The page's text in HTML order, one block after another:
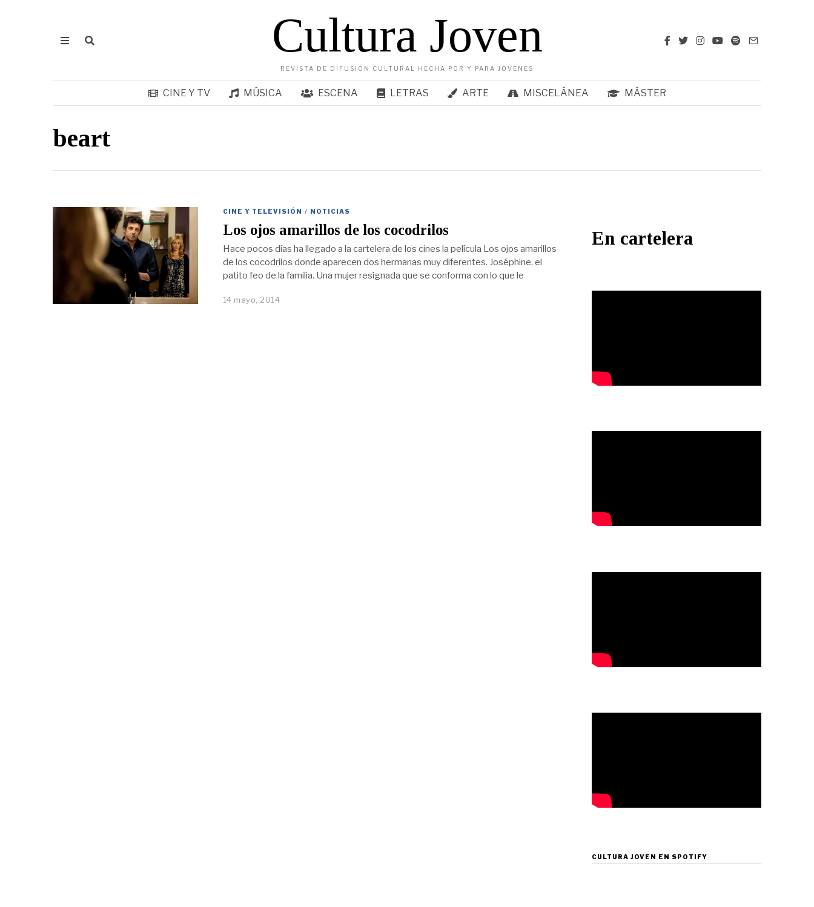
Cultura Joven
REVISTA DE DIFUSIÓN CULTURAL HECHA POR Y PARA JÓVENES
CINE Y TV MÚSICA ESCENA LETRAS ARTE MISCELÁNEA MÁSTER
beart
CINE Y TELEVISIÓN / NOTICIAS
Los ojos amarillos de los cocodrilos
Hace pocos días ha llegado a la cartelera de los cines la película Los ojos amarillos
de los cocodrilos donde aparecen dos hermanas muy diferentes. Joséphine, el
patito feo de la familia. Una mujer resignada que se conforma con lo que le
14 mayo, 2014
En cartelera
CULTURA JOVEN EN SPOTIFY